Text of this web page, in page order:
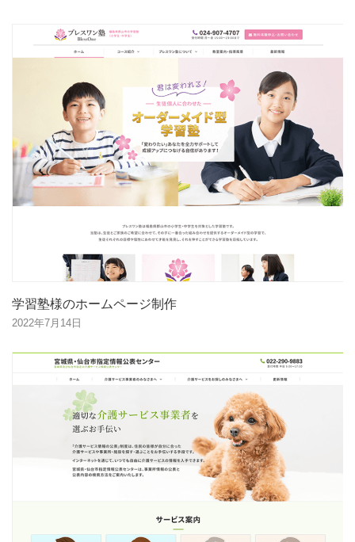
学習塾様のホームページ制作
2022年7月14日